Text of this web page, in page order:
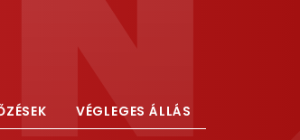
VÉGLEGES ÁLLÁS